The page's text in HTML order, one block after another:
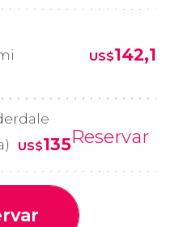
US$142,1
US$135Reservar